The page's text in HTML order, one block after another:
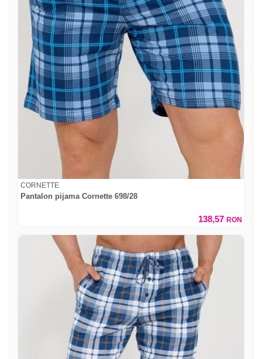
CORNETTE
Pantalon pijama Cornette 698/28
138,57 RON